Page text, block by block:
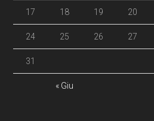
« Giu
17 18 19 20
24 25 26 27
31